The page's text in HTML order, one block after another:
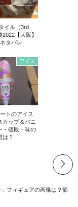
イル（3rd
【大阪】
タバレ
アイス
トのアイス
カップ＆バニ
・値段・味の
は？
フィギュアの画像は？価